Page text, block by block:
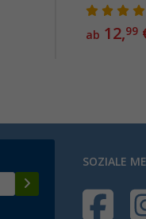
ab 12,99
SOZIALE